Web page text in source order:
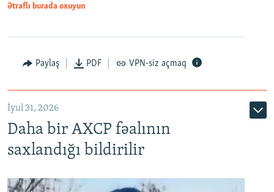
Ətraflı burada oxuyun
Paylaş PDF VPN-siz açmaq
İyul 31, 2026
Daha bir AXCP fəalının
saxlandığı bildirilir